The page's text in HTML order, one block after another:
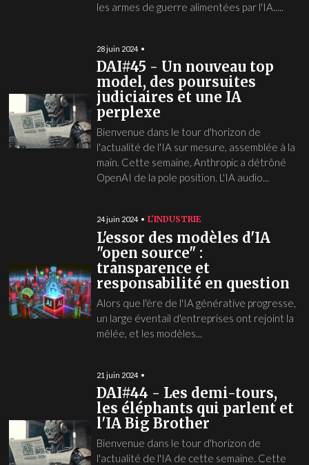
les armes de guerre alimentées par l'IA.....
28 juin 2024
DAI#45 - Un nouveau top
model, des poursuites
judiciaires et une IA
perplexe
Bienvenue dans le tour d'horizon de
l'actualité de l'IA sur mesure, assemblée à la
main. Cette semaine, Anthropic a détrôné
OpenAI de la pole position. L'IA audio...
24 juin 2024 L'INDUSTRIE
L'essor des modèles d'IA
"open source" :
transparence et
responsabilité en question
Alors que l'ère de l'IA générative progresse,
un large éventail d'entreprises ont rejoint la
mêlée, et les modèles...
21 juin 2024
DAI#44 - Les demi-tours,
les éléphants qui parlent et
l'IA Big Brother
Bienvenue dans le tour d'horizon de
l'actualité de l'IA de cette semaine. Cette